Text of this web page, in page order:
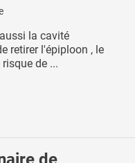
la cavité
retirer l'épiploon , le
de ...